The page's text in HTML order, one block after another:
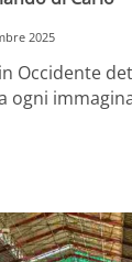
2025
Occidente
ogni